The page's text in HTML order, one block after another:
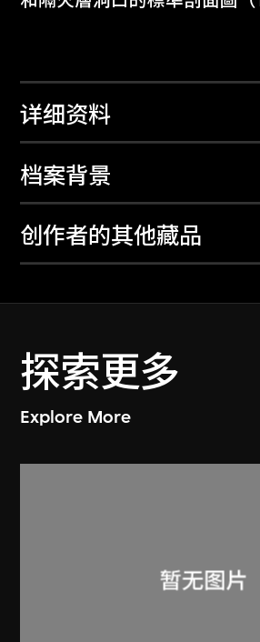
详细资料
档案背景
创作者的其他藏品
探索更多
Explore More